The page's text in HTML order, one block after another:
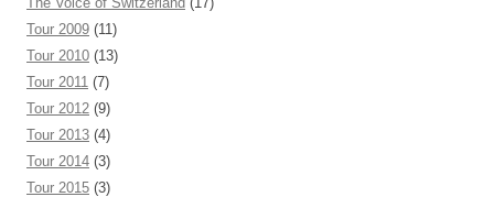
Tour 2009 (11)
Tour 2010 (13)
Tour 2011 (7)
Tour 2012 (9)
Tour 2013 (4)
Tour 2014 (3)
Tour 2015 (3)